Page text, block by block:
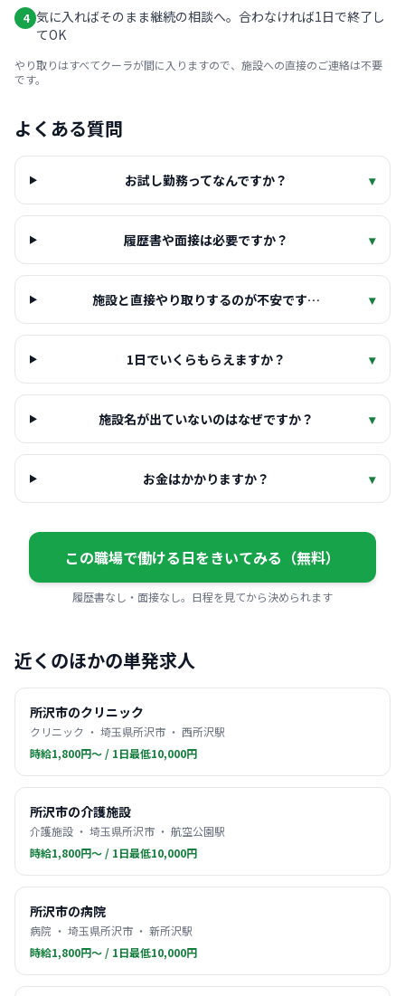
4 気に入ればそのまま継続の相談へ。合わなければ1日で終了し
てOK
やり取りはすべてクーラが間に入りますので、施設への直接のご連絡は不要
です。
よくある質問
お試し勤務ってなんですか？ ▾
履歴書や面接は必要ですか？ ▾
施設と直接やり取りするのが不安です… ▾
1日でいくらもらえますか？ ▾
施設名が出ていないのはなぜですか？ ▾
お金はかかりますか？ ▾
この職場で働ける日をきいてみる（無料）
履歴書なし・面接なし。日程を見てから決められます
近くのほかの単発求人
所沢市のクリニック
クリニック ・ 埼玉県所沢市 ・ 西所沢駅
時給1,800円〜 / 1日最低10,000円
所沢市の介護施設
介護施設 ・ 埼玉県所沢市 ・ 航空公園駅
時給1,800円〜 / 1日最低10,000円
所沢市の病院
病院 ・ 埼玉県所沢市 ・ 新所沢駅
時給1,800円〜 / 1日最低10,000円